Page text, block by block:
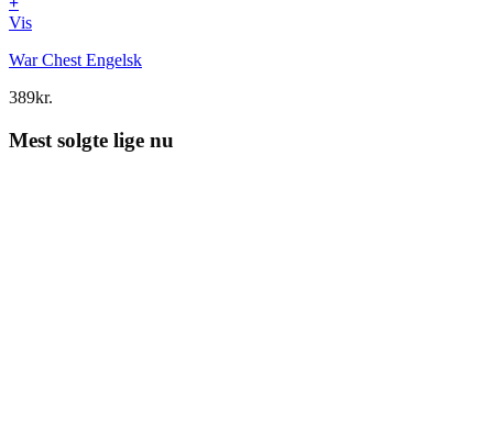
Vis
War Chest Engelsk
389kr.
Mest solgte lige nu